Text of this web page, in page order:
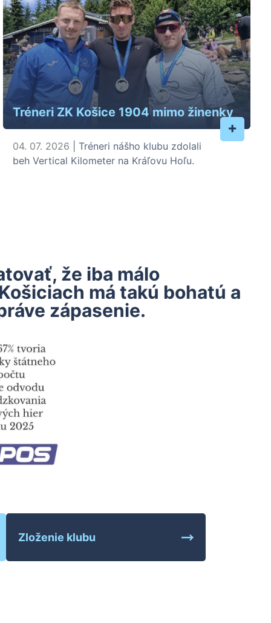
Tréneri ZK Košice 1904 mimo žinenky
+
04. 07. 2026 | Tréneri nášho klubu zdolali
beh Vertical Kilometer na Kráľovu Hoľu.
že iba málo
má takú bohatú a
zápasenie.
Zloženie klubu